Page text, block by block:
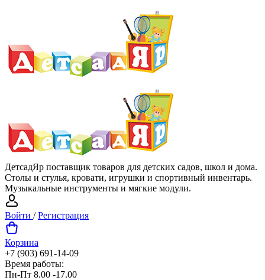
ДетсадЯр поставщик товаров для детских садов, школ и дома.
Столы и стулья, кровати, игрушки и спортивный инвентарь.
Музыкальные инструменты и мягкие модули.
Войти /Регистрация
Корзина
+7 (903) 691-14-09
Время работы:
Пн-Пт 8.00 -17.00